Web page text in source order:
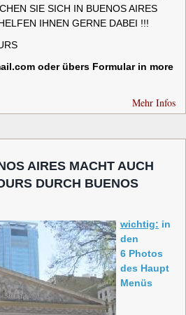
SIE SICH IN BUENOS AIRES
IHNEN GERNE DABEI !!!
oder übers Formular in more
Mehr Infos
AIRES MACHT AUCH
DURCH BUENOS
wichtig: in
den
6 Photos
des Haupt
Menüs